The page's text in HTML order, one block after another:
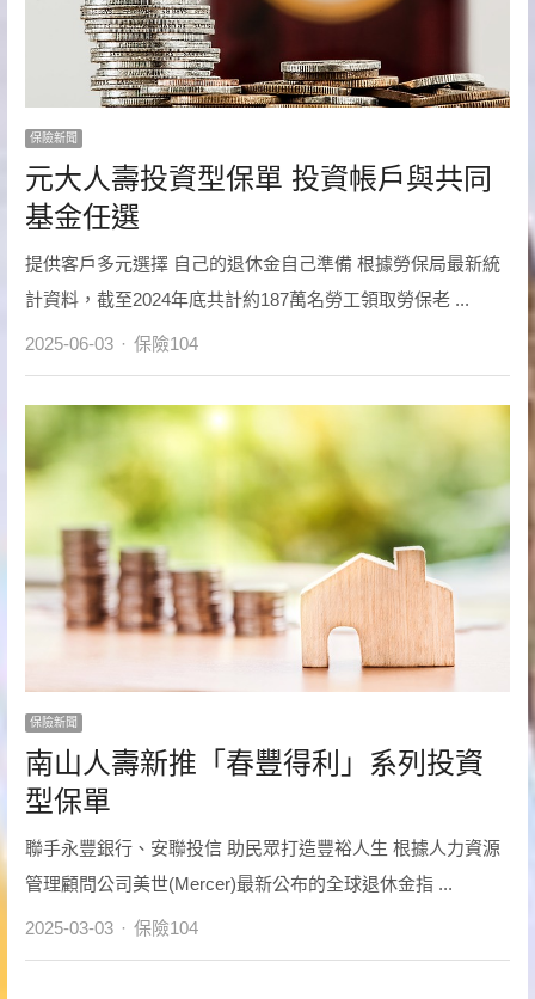
保險新聞
元大人壽投資型保單 投資帳戶與共同
基金任選
提供客戶多元選擇 自己的退休金自己準備 根據勞保局最新統
計資料，截至2024年底共計約187萬名勞工領取勞保老 ...
2025-06-03 Author
保險104
保險新聞
南山人壽新推「春豐得利」系列投資
型保單
聯手永豐銀行、安聯投信 助民眾打造豐裕人生 根據人力資源
管理顧問公司美世(Mercer)最新公布的全球退休金指 ...
2025-03-03 Author
保險104